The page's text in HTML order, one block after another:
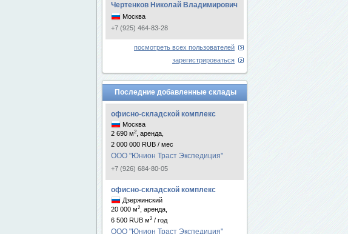
Чертенков Николай Владимирович
Москва
+7 (925) 464-83-28
посмотреть всех пользователей
зарегистрироваться
Последние добавленные склады
офисно-складской комплекс
Москва
2 690 м2
, аренда,
2 000 000 RUB / мес
ООО "Юнион Траст Экспедиция"
+7 (926) 684-80-05
офисно-складской комплекс
Дзержинский
20 000 м2
, аренда,
6 500 RUB м2 / год
ООО "Юнион Траст Экспедиция"